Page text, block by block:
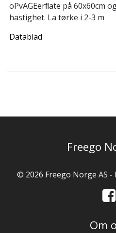
oPvAGEerﬂate på 60x60cm
hastighet. La tørke i 2-3 m
Datablad
Freego
© 2026 Freego Norge AS -
Om